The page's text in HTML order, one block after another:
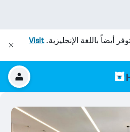
أيضاً باللغة الإنجليزية.Visit